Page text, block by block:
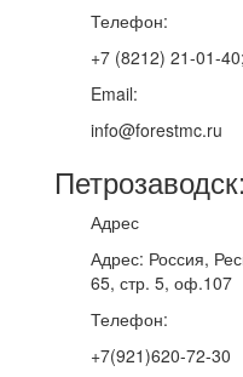
Телефон:
+7 (8212) 21-01-
Email:
info@forestmc.ru
Петрозаводск:
Адрес
Адрес: Россия,
65, стр. 5, оф.107
Телефон:
+7(921)620-72-30